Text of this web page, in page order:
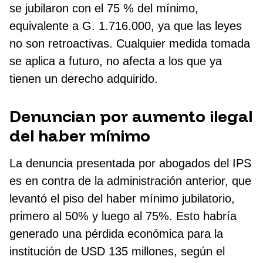
se jubilaron con el 75 % del mínimo,
equivalente a G. 1.716.000, ya que las leyes
no son retroactivas. Cualquier medida tomada
se aplica a futuro, no afecta a los que ya
tienen un derecho adquirido.
Denuncian por aumento ilegal
del haber mínimo
La denuncia presentada por abogados del IPS
es en contra de la administración anterior, que
levantó el piso del haber mínimo jubilatorio,
primero al 50% y luego al 75%. Esto habría
generado una pérdida económica para la
institución de USD 135 millones, según el